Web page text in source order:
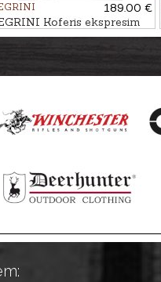
189.00 €
Koferis ekspresim
karabīnei, 77,5x30x6cm